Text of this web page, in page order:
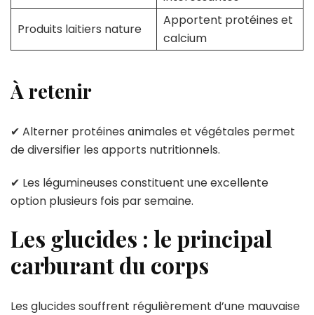
Produits laitiers nature
Apportent protéines et
calcium
À retenir
✔ Alterner protéines animales et végétales permet
de diversifier les apports nutritionnels.
✔ Les légumineuses constituent une excellente
option plusieurs fois par semaine.
Les glucides : le principal
carburant du corps
Les glucides souffrent régulièrement d’une mauvaise